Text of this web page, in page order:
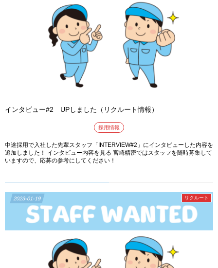
インタビュー#2 UPしました（リクルート情報）
採用情報
中途採用で入社した先輩スタッフ「INTERVIEW#2」にインタビューした内容を
追加しました！ インタビュー内容を見る 宮崎精密ではスタッフを随時募集して
いますので、応募の参考にしてください！
2023-01-19 リクルート